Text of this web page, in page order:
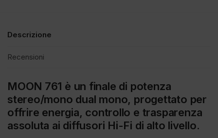
Descrizione
Recensioni
MOON 761 è un finale di potenza
stereo/mono dual mono, progettato per
offrire energia, controllo e trasparenza
assoluta ai diffusori Hi-Fi di alto livello.